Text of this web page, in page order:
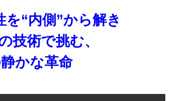
を“内側”から解き
技術で挑む、
かな革命